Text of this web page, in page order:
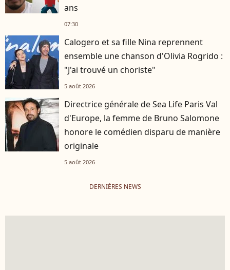
ans
07:30
Calogero et sa fille Nina reprennent
ensemble une chanson d'Olivia Rogrido :
"J'ai trouvé un choriste"
5 août 2026
Directrice générale de Sea Life Paris Val
d'Europe, la femme de Bruno Salomone
honore le comédien disparu de manière
originale
5 août 2026
DERNIÈRES NEWS